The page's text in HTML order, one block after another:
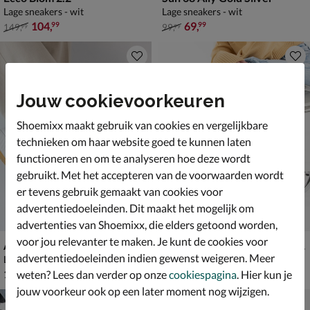
Lage sneakers - wit
van € 149,99 voor € 104,99
149,99 104,99
Lage sneakers - wit
van € 99,99 voor € 69,99
99,99 69,99
Ara Avio
Lage sneakers - wit
€ 129,99
129,99
Lage sneakers - wit
€ 89,99
89,99
Jouw cookievoorkeuren
Shoemixx maakt gebruik van cookies en vergelijkbare
technieken om haar website goed te kunnen laten
functioneren en om te analyseren hoe deze wordt
gebruikt. Met het accepteren van de voorwaarden wordt
er tevens gebruik gemaakt van cookies voor
advertentiedoeleinden. Dit maakt het mogelijk om
advertenties van Shoemixx, die elders getoond worden,
voor jou relevanter te maken. Je kunt de cookies voor
advertentiedoeleinden indien gewenst weigeren. Meer
weten? Lees dan verder op onzecookiespagina. Hier kun je
jouw voorkeur ook op een later moment nog wijzigen.